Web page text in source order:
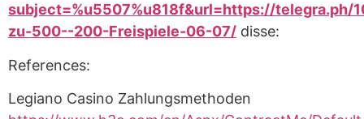
subject=%u5507%u818f&url=https://telegra.ph/
zu-500--200-Freispiele-06-07/ disse:
References:
Legiano Casino Zahlungsmethoden